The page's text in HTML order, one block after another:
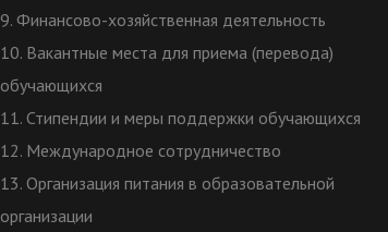
9. Финансово-хозяйственная деятельность
10. Вакантные места для приема (перевода)
обучающихся
11. Стипендии и меры поддержки обучающихся
12. Международное сотрудничество
13. Организация питания в образовательной
организации